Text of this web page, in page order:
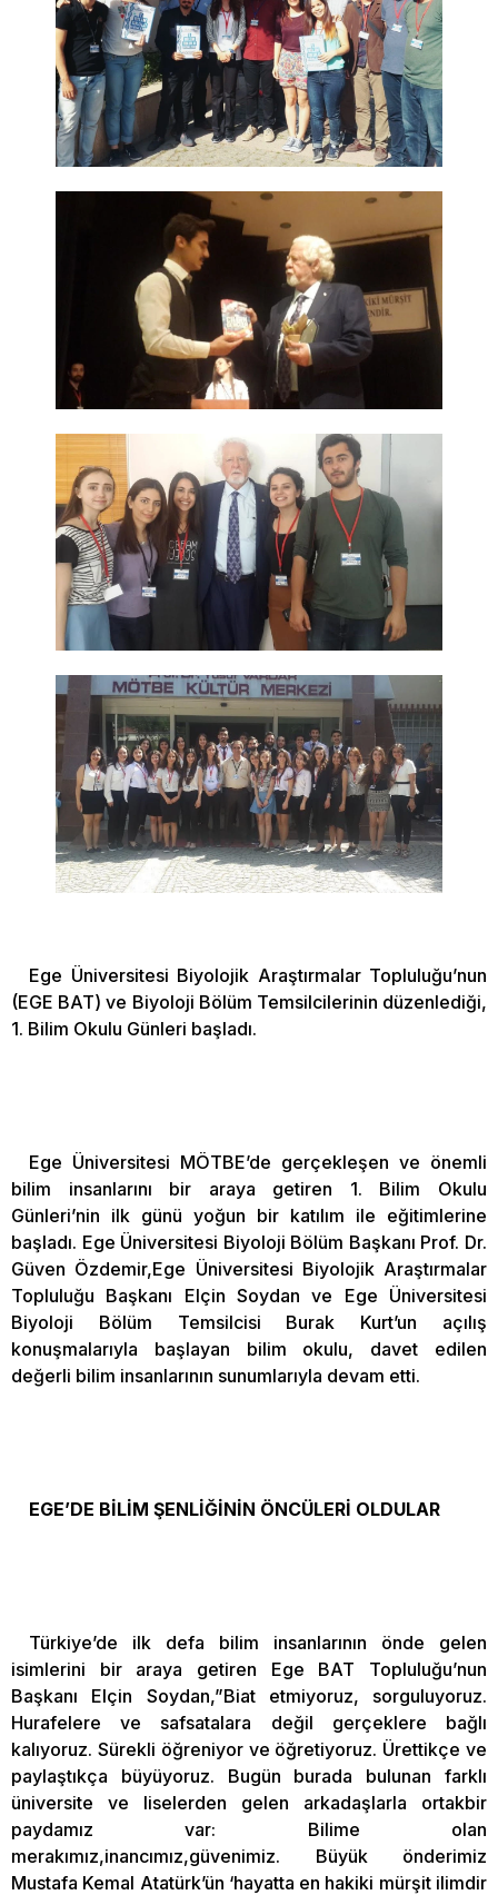
Ege Üniversitesi Biyolojik Araştırmalar Topluluğu’nun
(EGE BAT) ve Biyoloji Bölüm Temsilcilerinin düzenlediği,
1. Bilim Okulu Günleri başladı.
Ege Üniversitesi MÖTBE’de gerçekleşen ve önemli
bilim insanlarını bir araya getiren 1. Bilim Okulu
Günleri’nin ilk günü yoğun bir katılım ile eğitimlerine
başladı. Ege Üniversitesi Biyoloji Bölüm Başkanı Prof. Dr.
Güven Özdemir,Ege Üniversitesi Biyolojik Araştırmalar
Topluluğu Başkanı Elçin Soydan ve Ege Üniversitesi
Biyoloji Bölüm Temsilcisi Burak Kurt’un açılış
konuşmalarıyla başlayan bilim okulu, davet edilen
değerli bilim insanlarının sunumlarıyla devam etti.
EGE’DE BİLİM ŞENLİĞİNİN ÖNCÜLERİ OLDULAR
Türkiye’de ilk defa bilim insanlarının önde gelen
isimlerini bir araya getiren Ege BAT Topluluğu’nun
Başkanı Elçin Soydan,”Biat etmiyoruz, sorguluyoruz.
Hurafelere ve safsatalara değil gerçeklere bağlı
kalıyoruz. Sürekli öğreniyor ve öğretiyoruz. Ürettikçe ve
paylaştıkça büyüyoruz. Bugün burada bulunan farklı
üniversite ve liselerden gelen arkadaşlarla ortakbir
paydamız var: Bilime olan
merakımız,inancımız,güvenimiz. Büyük önderimiz
Mustafa Kemal Atatürk’ün ‘hayatta en hakiki mürşit ilimdir